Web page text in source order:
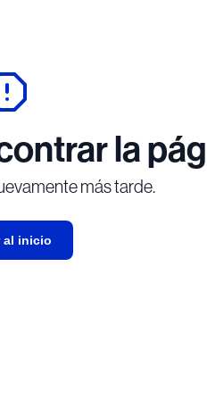
la
más tarde.
al inicio